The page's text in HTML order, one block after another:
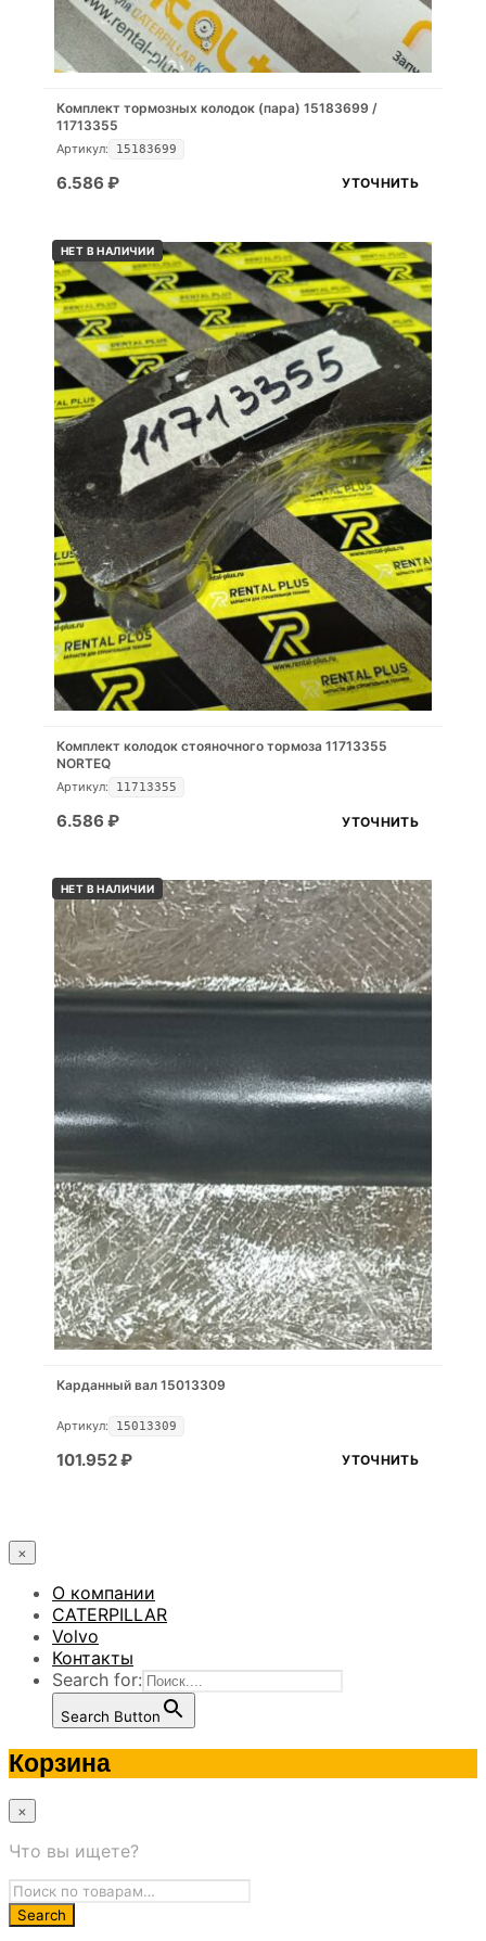
Комплект тормозных колодок (пара) 15183699 /
11713355
Артикул: 15183699
6.586 ₽ УТОЧНИТЬ
НЕТ В НАЛИЧИИ
Комплект колодок стояночного тормоза 11713355
NORTEQ
Артикул: 11713355
6.586 ₽ УТОЧНИТЬ
НЕТ В НАЛИЧИИ
Карданный вал 15013309
Артикул: 15013309
101.952₽ УТОЧНИТЬ
×
О компании
CATERPILLAR
Volvo
Контакты
Search for:
Search Button
Корзина
×
Что вы ищете?